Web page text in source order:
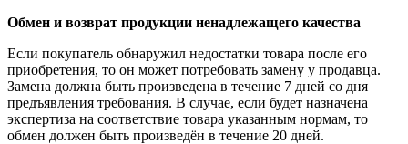
Обмен и возврат продукции ненадлежащего качества
Если покупатель обнаружил недостатки товара после его
приобретения, то он может потребовать замену у продавца.
Замена должна быть произведена в течение 7 дней со дня
предъявления требования. В случае, если будет назначена
экспертиза на соответствие товара указанным нормам, то
обмен должен быть произведён в течение 20 дней.